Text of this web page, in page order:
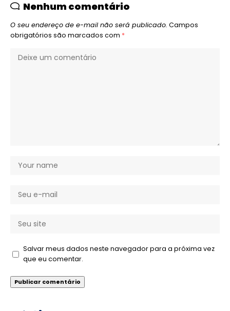
Nenhum comentário
O seu endereço de e-mail não será publicado. Campos
obrigatórios são marcados com *
Salvar meus dados neste navegador para a próxima vez
que eu comentar.